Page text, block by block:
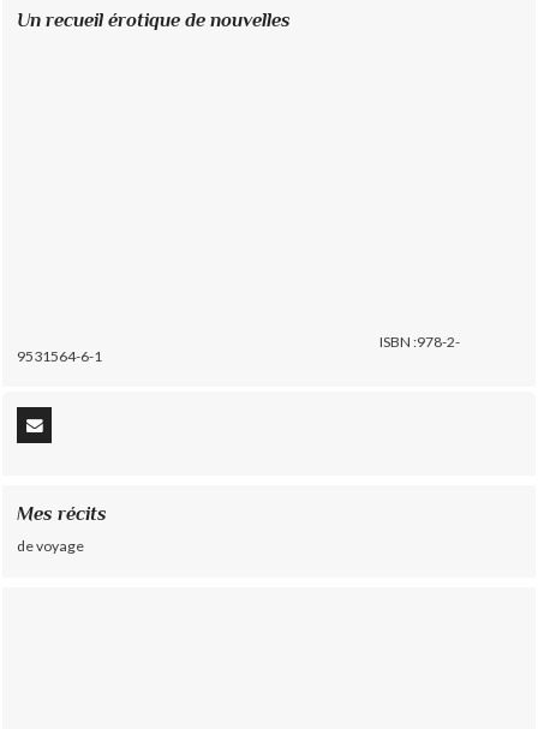
Un recueil érotique de nouvelles
ISBN :978-2-
9531564-6-1
Mes récits
de voyage